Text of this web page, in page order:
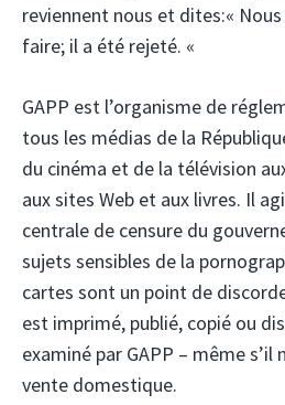
reviennent nous et dites:«
faire; il a été rejeté. «
GAPP est l’organisme de
tous les médias de la
du cinéma et de la télévision
aux sites Web et aux livres. Il
centrale de censure du
sujets sensibles de la
cartes sont un point de
est imprimé, publié, copié ou
examiné par GAPP – même s’il
vente domestique.